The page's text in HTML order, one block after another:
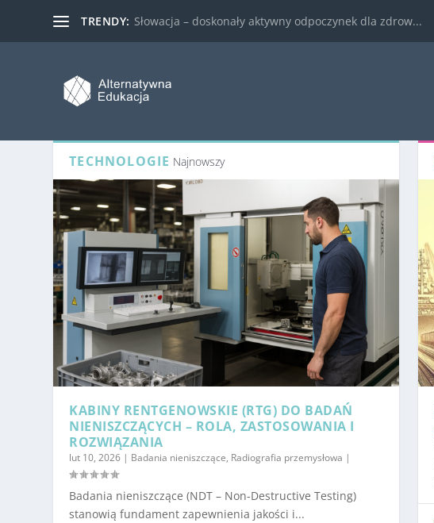
TRENDY: Słowacja – doskonały aktywny odpoczynek dla zdrow...
TECHNOLOGIE Najnowszy
KABINY RENTGENOWSKIE (RTG) DO BADAŃ
NIENISZCZĄCYCH – ROLA, ZASTOSOWANIA I
ROZWIĄZANIA
lut 10, 2026 | Badania nieniszczące, Radiografia przemysłowa |
Badania nieniszczące (NDT – Non-Destructive Testing)
stanowią fundament zapewnienia jakości i...